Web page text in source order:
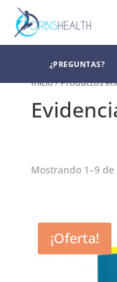
¿PREGUNTAS?
Inicio/ Productos
Mostrando 1–9
¡Oferta!